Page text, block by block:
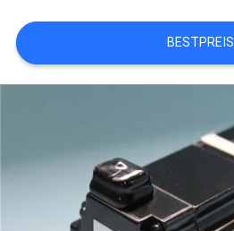
FÄLLE
REFERENZEN
SITEMAP
PRIVACY
BESTPREIS